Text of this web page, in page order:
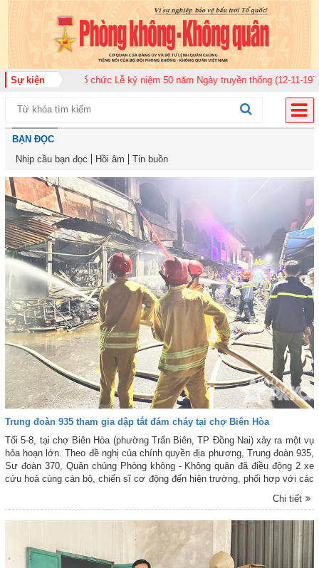
Sự kiện
920 tổ chức Lễ kỷ niệm 50 năm Ngày truyền thống (12-11-1975/12-11-2025)
BẠN ĐỌC
Nhịp cầu bạn đọc
Hồi âm Tin buồn
Trung đoàn 935 tham gia dập tắt đám cháy tại chợ Biên Hòa
Tối 5-8, tại chợ Biên Hòa (phường Trấn Biên, TP Đồng Nai) xảy ra một vụ
hỏa hoạn lớn. Theo đề nghị của chính quyền địa phương, Trung đoàn 935,
Sư đoàn 370, Quân chủng Phòng không - Không quân đã điều động 2 xe
cứu hoả cùng cán bộ, chiến sĩ cơ động đến hiện trường, phối hợp với các
Chi tiết